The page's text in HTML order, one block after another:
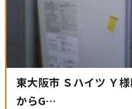
東大阪市 Ｓハイツ Ｙ
からG…